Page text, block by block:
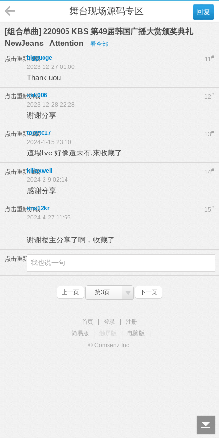
回复
舞台现场源码专区
[组合单曲] 220905 KBS 第49届韩国广播大赏颁奖典礼
NewJeans - Attention
看全部
点击重新加载 11#
bigguoge
2023-12-27 01:00
Thank uou
点击重新加载 12#
xkk006
2023-12-28 22:28
谢谢分享
点击重新加载 13#
tobyto17
2024-1-15 23:10
這場live 好像還未有,來收藏了
点击重新加载 14#
kiliaxwell
2024-2-9 02:14
感谢分享
点击重新加载 15#
sns12kr
2024-4-27 11:55
谢谢楼主分享了啊，收藏了
点击重新加载
上一页 第3页 下一页
首页 登录
注册
简易版
触屏版 电脑版
© Comsenz Inc.